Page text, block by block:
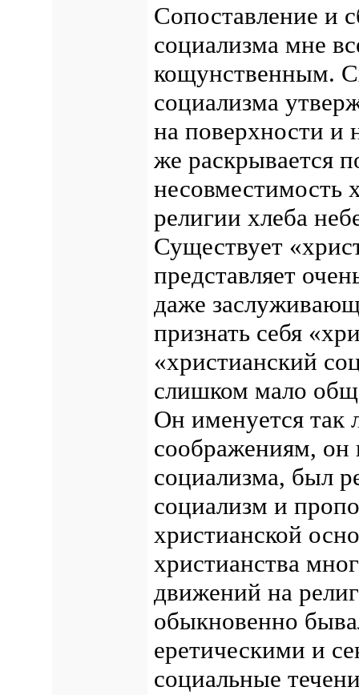
Сопоставление и
социализма мне
кощунственным.
социализма
на поверхности и
же раскрывается
несовместимость
религии хлеба
Существует
представляет
даже
признать себя
«христианский
слишком мало
Он именуется так
соображениям, он
социализма, был
социализм и
христианской
христианства
движений на
обыкновенно
еретическими и
социальные